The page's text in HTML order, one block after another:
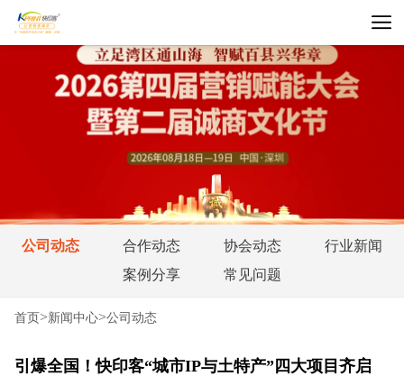
公司动态 合作动态 协会动态
行业新闻
案例分享
常见问题
首页>新闻中心>公司动态
引爆全国！快印客“城市IP与土特产”四大项目齐启